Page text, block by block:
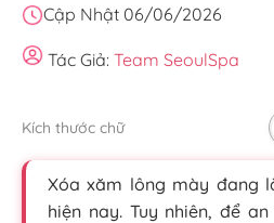
Cập Nhật 06/06/2026
Tác Giả: Team SeoulSpa
Kích thước chữ
Xóa xăm lông mày đang
hiện nay. Tuy nhiên, để